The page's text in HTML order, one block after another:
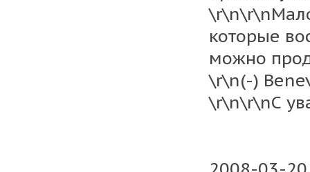
которые
можно
\r\n(-)
\r\n\r\nС